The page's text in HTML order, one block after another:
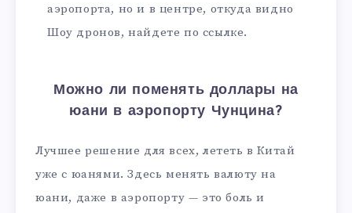
аэропорта, но и в центре, откуда видно
Шоу дронов, найдете по ссылке.
Можно ли поменять доллары на
юани в аэропорту Чунцина?
Лучшее решение для всех, лететь в Китай
уже с юанями. Здесь менять валюту на
юани, даже в аэропорту — это боль и